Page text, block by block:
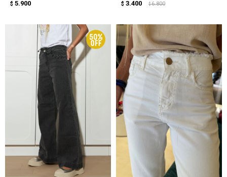
$ 5.900 $ 3.400 $ 6.800